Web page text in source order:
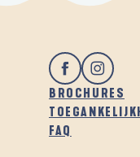
BROCHURES
FAQ